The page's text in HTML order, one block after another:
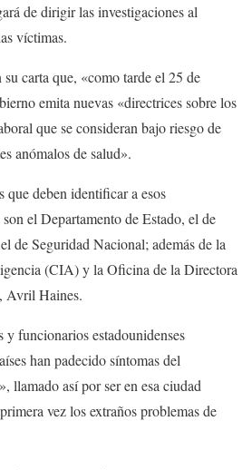
de dirigir las investigaciones al
víctimas.
carta que, «como tarde el 25 de
emita nuevas «directrices sobre los
que se consideran bajo riesgo de
anómalos de salud».
que deben identificar a esos
el Departamento de Estado, el de
de Seguridad Nacional; además de la
(CIA) y la Oficina de la Directora
Avril Haines.
funcionarios estadounidenses
han padecido síntomas del
llamado así por ser en esa ciudad
vez los extraños problemas de